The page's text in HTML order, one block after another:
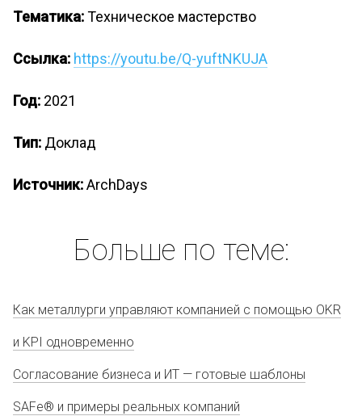
Тематика:Техническое мастерство
Ссылка: https://youtu.be/Q-yuftNKUJA
Год: 2021
Тип: Доклад
Источник:ArchDays
Больше по теме:
Как металлурги управляют компанией с помощью OKR
и KPI одновременно
Согласование бизнеса и ИТ — готовые шаблоны
SAFe® и примеры реальных компаний